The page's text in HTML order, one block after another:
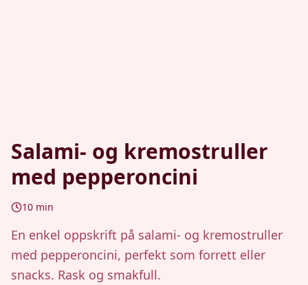
Salami- og kremostruller
med pepperoncini
10 min
En enkel oppskrift på salami- og kremostruller
med pepperoncini, perfekt som forrett eller
snacks. Rask og smakfull.